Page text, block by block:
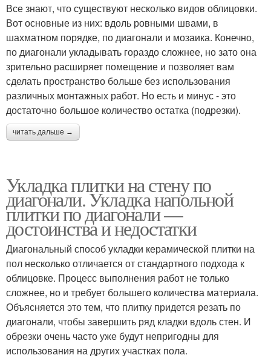
Все знают, что существуют несколько видов облицовки.
Вот основные из них: вдоль ровными швами, в
шахматном порядке, по диагонали и мозаика. Конечно,
по диагонали укладывать гораздо сложнее, но зато она
зрительно расширяет помещение и позволяет вам
сделать пространство больше без использования
различных монтажных работ. Но есть и минус - это
достаточно большое количество остатка (подрезки).
читать дальше →
Укладка плитки на стену по
диагонали. Укладка напольной
плитки по диагонали —
достоинства и недостатки
Диагональный способ укладки керамической плитки на
пол несколько отличается от стандартного подхода к
облицовке. Процесс выполнения работ не только
сложнее, но и требует большего количества материала.
Объясняется это тем, что плитку придется резать по
диагонали, чтобы завершить ряд кладки вдоль стен. И
обрезки очень часто уже будут непригодны для
использования на других участках пола.